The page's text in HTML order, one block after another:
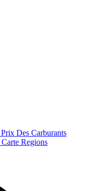
Prix Des Carburants
Carte Regions